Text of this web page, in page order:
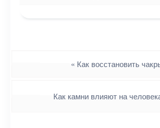
« Как восстановить
Как камни влияют на